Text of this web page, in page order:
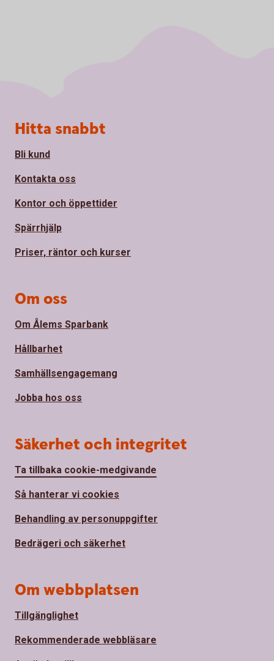
Sidfot
Hitta snabbt
Bli kund
Kontakta oss
Kontor och öppettider
Spärrhjälp
Priser, räntor och kurser
Om oss
Om Ålems Sparbank
Hållbarhet
Samhällsengagemang
Jobba hos oss
Säkerhet och integritet
Ta tillbaka cookie-medgivande
Så hanterar vi cookies
Behandling av personuppgifter
Bedrägeri och säkerhet
Om webbplatsen
Tillgänglighet
Rekommenderade webbläsare